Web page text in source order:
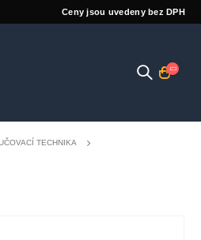
Ceny jsou uvedeny bez DPH
TECHNIKA